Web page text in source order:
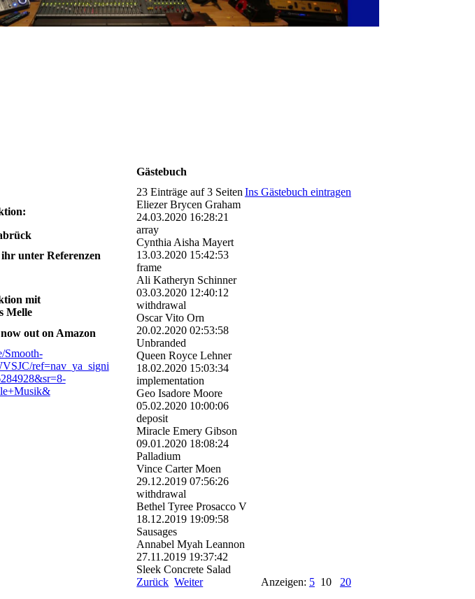
unter Referenzen
mit
Melle
out on Amazon
Smooth-
ref=nav_ya_signi
Gästebuch
23 Einträge auf 3 Seiten Ins Gästebuch eintragen
Eliezer Brycen Graham
24.03.2020 16:28:21
array
Cynthia Aisha Mayert
13.03.2020 15:42:53
frame
Ali Katheryn Schinner
03.03.2020 12:40:12
withdrawal
Oscar Vito Orn
20.02.2020 02:53:58
Unbranded
Queen Royce Lehner
18.02.2020 15:03:34
implementation
Geo Isadore Moore
05.02.2020 10:00:06
deposit
Miracle Emery Gibson
09.01.2020 18:08:24
Palladium
Vince Carter Moen
29.12.2019 07:56:26
withdrawal
Bethel Tyree Prosacco V
18.12.2019 19:09:58
Sausages
Annabel Myah Leannon
27.11.2019 19:37:42
Sleek Concrete Salad
Zurück Weiter Anzeigen: 510 20